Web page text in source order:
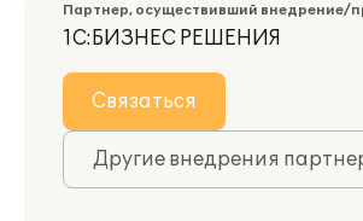
Партнер, осуществивший внедрение/
1С:БИЗНЕС РЕШЕНИЯ
Связаться
Другие внедрения